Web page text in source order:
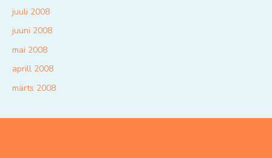
juuli 2008
juuni 2008
mai 2008
aprill 2008
märts 2008